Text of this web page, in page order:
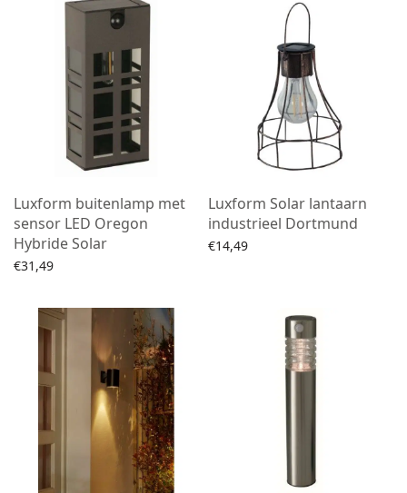
Luxform buitenlamp met
sensor LED Oregon
Hybride Solar
€31,49
Luxform Solar lantaarn
industrieel Dortmund
€14,49